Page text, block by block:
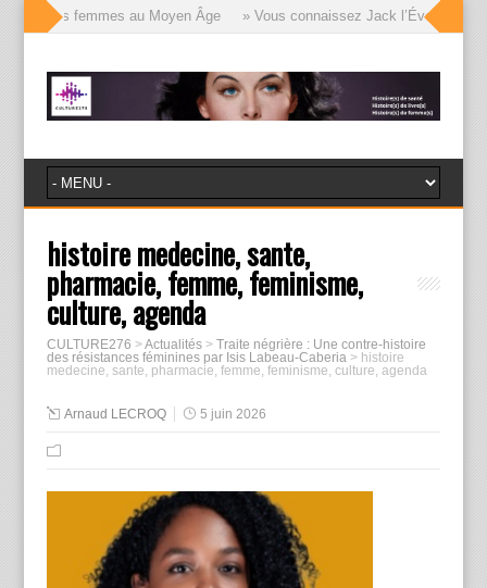
des femmes au Moyen Âge » Vous connaissez Jack l’Éventreur,
histoire medecine, sante,
pharmacie, femme, feminisme,
culture, agenda
CULTURE276 >Actualités> Traite négrière : Une contre-histoire
des résistances féminines par Isis Labeau-Caberia> histoire
medecine, sante, pharmacie, femme, feminisme, culture, agenda
Arnaud LECROQ 5 juin 2026